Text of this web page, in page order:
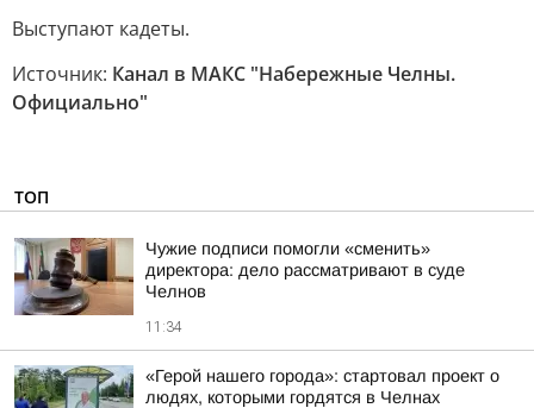
Выступают кадеты.
Источник: Канал в МАКС "Набережные Челны.
Официально"
ТОП
Чужие подписи помогли «сменить»
директора: дело рассматривают в суде
Челнов
11:34
«Герой нашего города»: стартовал проект о
людях, которыми гордятся в Челнах